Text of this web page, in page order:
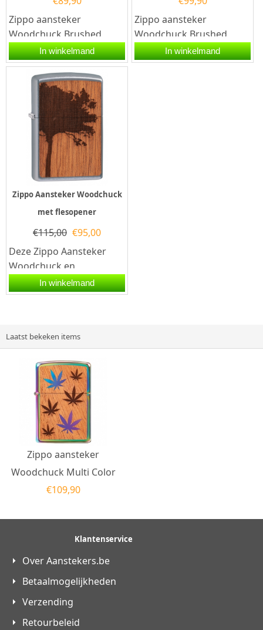
Zippo aansteker
Woodchuck Brushed
Chrome. Een Zippo
aansteker is een
kwalitatief...
In winkelmand
Zippo aansteker
Woodchuck Brushed
Brass. Een Zippo
aansteker is een
In winkelmand
Zippo Aansteker Woodchuck
met flesopener
€115,00 €95,00
Deze Zippo Aansteker
Woodchuck en
flesopener hebben een
street chromen
In winkelmand
Laatst bekeken items
Zippo aansteker
Woodchuck Multi Color
€109,90
Klantenservice
Over Aanstekers.be
Betaalmogelijkheden
Verzending
Retourbeleid